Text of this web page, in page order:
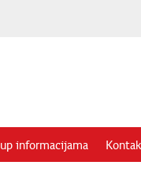
informacijama